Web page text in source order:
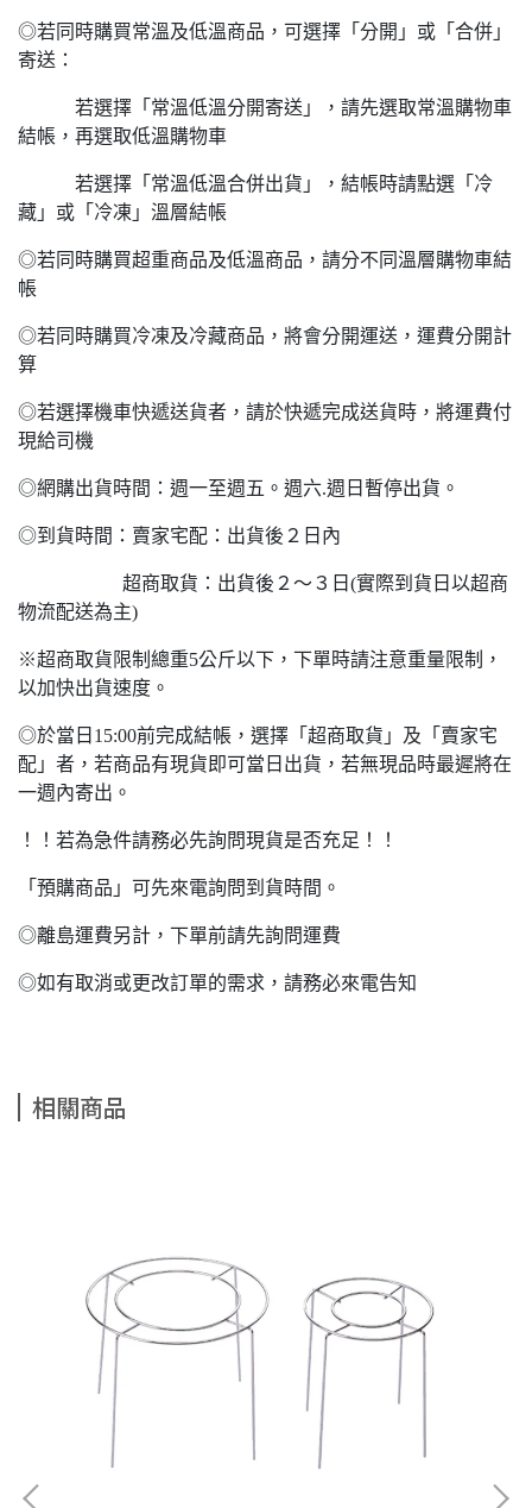
◎若同時購買常溫及低溫商品，可選擇「分開」或「合併」
寄送：
若選擇「常溫低溫分開寄送」，請先選取常溫購物車
結帳，再選取低溫購物車
若選擇「常溫低溫合併出貨」，結帳時請點選「冷
藏」或「冷凍」溫層結帳
◎若同時購買超重商品及低溫商品，請分不同溫層購物車結
帳
◎若同時購買冷凍及冷藏商品，將會分開運送，運費分開計
算
◎若選擇機車快遞送貨者，請於快遞完成送貨時，將運費付
現給司機
◎網購出貨時間：週一至週五。週六.週日暫停出貨。
◎到貨時間：賣家宅配：出貨後２日內
超商取貨：出貨後２～３日(實際到貨日以超商
物流配送為主)
※超商取貨限制總重5公斤以下，下單時請注意重量限制，
以加快出貨速度。
◎於當日15:00前完成結帳，選擇「超商取貨」及「賣家宅
配」者，若商品有現貨即可當日出貨，若無現品時最遲將在
一週內寄出。
！！若為急件請務必先詢問現貨是否充足！！
「預購商品」可先來電詢問到貨時間。
◎離島運費另計，下單前請先詢問運費
◎如有取消或更改訂單的需求，請務必來電告知
相關商品